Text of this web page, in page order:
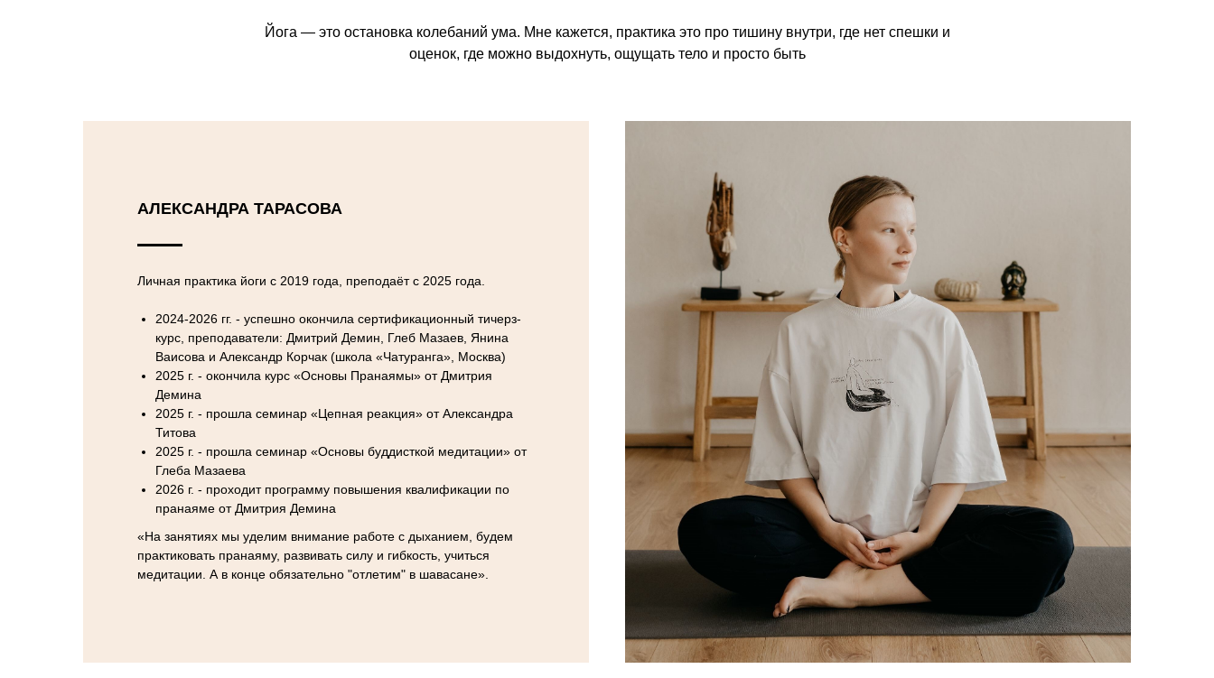
Йога — это остановка колебаний ума. Мне кажется, практика это про тишину внутри, где нет спешки и
оценок, где можно выдохнуть, ощущать тело и просто быть
АЛЕКСАНДРА ТАРАСОВА
Личная практика йоги с 2019 года, преподаёт с 2025 года.
2024-2026 гг. - успешно окончила сертификационный тичерз-
курс, преподаватели: Дмитрий Демин, Глеб Мазаев, Янина
Ваисова и Александр Корчак (школа «Чатуранга», Москва)
2025 г. - окончила курс «Основы Пранаямы» от Дмитрия
Демина
2025 г. - прошла семинар «Цепная реакция» от Александра
Титова
2025 г. - прошла семинар «Основы буддисткой медитации» от
Глеба Мазаева
2026 г. - проходит программу повышения квалификации по
пранаяме от Дмитрия Демина
«На занятиях мы уделим внимание работе с дыханием, будем
практиковать пранаяму, развивать силу и гибкость, учиться
медитации. А в конце обязательно "отлетим" в шавасане».